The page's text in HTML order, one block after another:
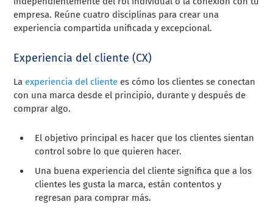
empresa. Reúne cuatro disciplinas para crear una
experiencia compartida unificada y excepcional.
Experiencia del cliente (CX)
La experiencia del cliente es cómo los clientes se conectan
con una marca desde el principio, durante y después de
comprar algo.
El objetivo principal es hacer que los clientes sientan
control sobre lo que quieren hacer.
Una buena experiencia del cliente significa que a los
clientes les gusta la marca, están contentos y
regresan para comprar más.